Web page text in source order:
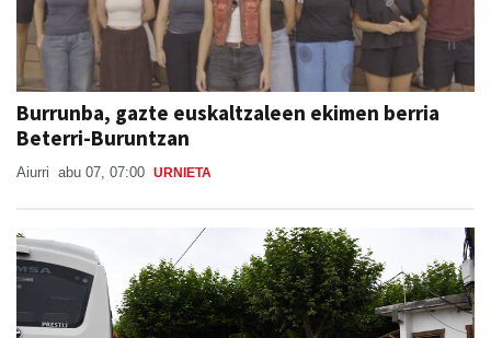
Burrunba, gazte euskaltzaleen ekimen berria
Beterri-Buruntzan
Aiurri abu 07, 07:00 URNIETA